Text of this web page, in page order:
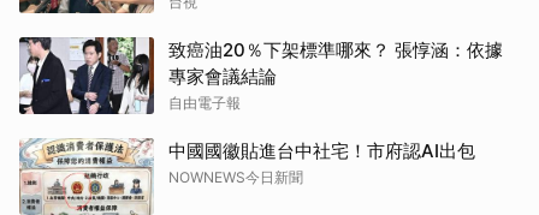
致癌油20％下架標準哪來？ 張惇涵：依據
專家會議結論
自由電子報
中國國徽貼進台中社宅！市府認AI出包
NOWNEWS今日新聞